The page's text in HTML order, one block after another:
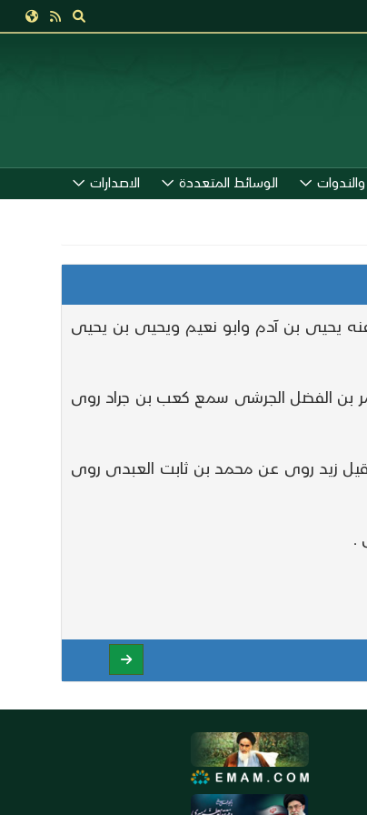
الوسائط المتعددة الاصدارات
يحيى بن آدم وابو نعيم ويحيى بن يحيى
بن الفضل الجرشى سمع كعب بن جراد روى
زيد روى عن محمد بن ثابت العبدى روى